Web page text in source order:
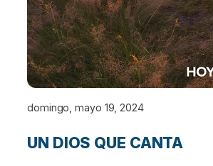
domingo, mayo 19, 2024
UN DIOS QUE CANTA